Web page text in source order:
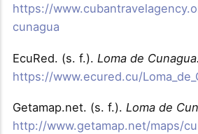
https://
cunagua
EcuRed. (s. f.). Loma de Cunagua.
https://www.ecured.cu/
Getamap.net. (s. f.). Loma de
http://www.getamap.net/maps/